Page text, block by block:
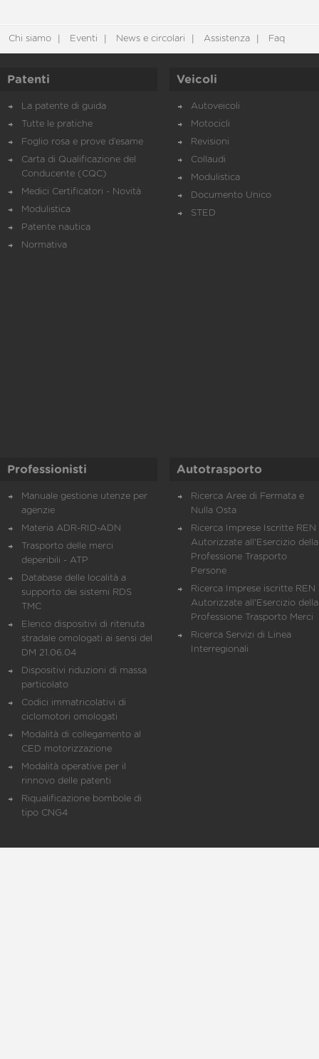
Chi siamo Eventi News e circolari Assistenza Faq
Patenti
La patente di guida
Tutte le pratiche
Foglio rosa e prove d’esame
Carta di Qualificazione del
Conducente (CQC)
Medici Certificatori - Novità
Modulistica
Patente nautica
Normativa
Veicoli
Autoveicoli
Motocicli
Revisioni
Collaudi
Modulistica
Documento Unico
STED
Professionisti
Manuale gestione utenze per
agenzie
Materia ADR-RID-ADN
Trasporto delle merci
deperibili - ATP
Database delle località a
supporto dei sistemi RDS
TMC
Elenco dispositivi di ritenuta
stradale omologati ai sensi del
DM 21.06.04
Dispositivi riduzioni di massa
particolato
Codici immatricolativi di
ciclomotori omologati
Modalità di collegamento al
CED motorizzazione
Modalità operative per il
rinnovo delle patenti
Riqualificazione bombole di
tipo CNG4
Autotrasporto
Ricerca Aree di Fermata e
Nulla Osta
Ricerca Imprese Iscritte REN
Autorizzate all'Esercizio della
Professione Trasporto
Persone
Ricerca Imprese iscritte REN
Autorizzate all'Esercizio della
Professione Trasporto Merci
Ricerca Servizi di Linea
Interregionali